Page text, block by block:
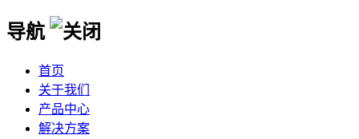
导航
首页
关于我们
产品中心
解决方案